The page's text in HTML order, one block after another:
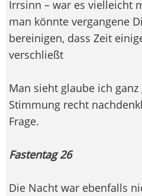
Irrsinn – war es vielleicht
man könnte vergangene
bereinigen, dass Zeit
verschließt
Man sieht glaube ich
Stimmung recht
Frage.
Fastentag 26
Die Nacht war ebenfalls